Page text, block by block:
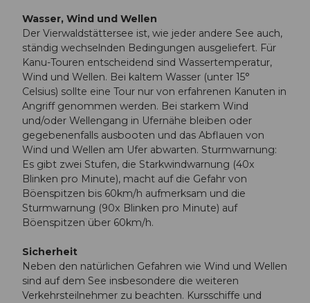
Wasser, Wind und Wellen
Der Vierwaldstättersee ist, wie jeder andere See auch,
ständig wechselnden Bedingungen ausgeliefert. Für
Kanu-Touren entscheidend sind Wassertemperatur,
Wind und Wellen. Bei kaltem Wasser (unter 15°
Celsius) sollte eine Tour nur von erfahrenen Kanuten in
Angriff genommen werden. Bei starkem Wind
und/oder Wellengang in Ufernähe bleiben oder
gegebenenfalls ausbooten und das Abflauen von
Wind und Wellen am Ufer abwarten. Sturmwarnung:
Es gibt zwei Stufen, die Starkwindwarnung (40x
Blinken pro Minute), macht auf die Gefahr von
Böenspitzen bis 60km/h aufmerksam und die
Sturmwarnung (90x Blinken pro Minute) auf
Böenspitzen über 60km/h.
Sicherheit
Neben den natürlichen Gefahren wie Wind und Wellen
sind auf dem See insbesondere die weiteren
Verkehrsteilnehmer zu beachten. Kursschiffe und